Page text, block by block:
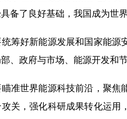
备了良好基础，我国成为世
好新能源发展和国家能源
、政府与市场、能源开发和
世界能源科技前沿，聚焦
关，强化科研成果转化运